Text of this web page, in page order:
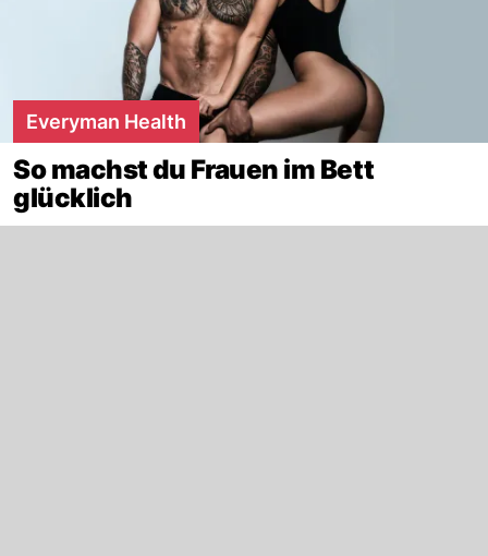
Everyman Health
So machst du Frauen im Bett
glücklich